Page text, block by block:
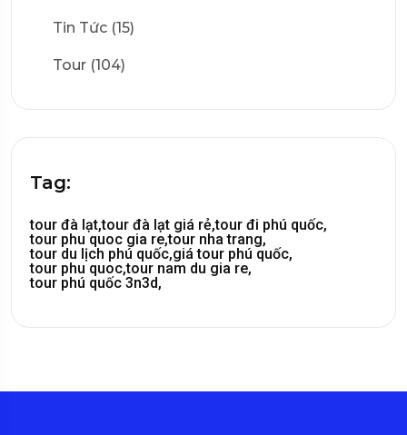
Tin Tức (15)
Tour (104)
Tag:
tour đà lạt,tour đà lạt giá rẻ,tour đi phú quốc,
tour phu quoc gia re,tour nha trang,
tour du lịch phú quốc,giá tour phú quốc,
tour phu quoc,tour nam du gia re,
tour phú quốc 3n3d,